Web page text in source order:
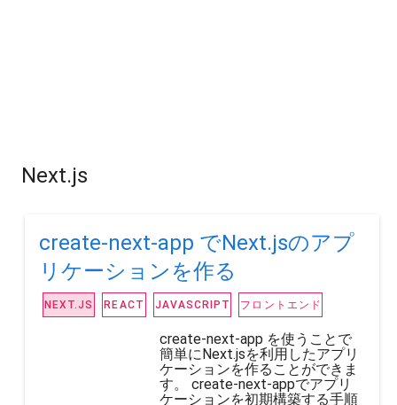
Next.js
create-next-app でNext.jsのアプ
リケーションを作る
NEXT.JS REACT JAVASCRIPT フロントエンド
create-next-app を使うことで
簡単にNext.jsを利用したアプリ
ケーションを作ることができま
す。 create-next-appでアプリ
ケーションを初期構築する手順